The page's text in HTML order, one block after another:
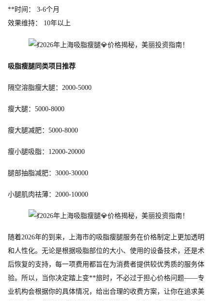
**时间： 3-6个月
效果维持： 10年以上
吸脂瘦腿同类项目推荐
隔空溶脂瘦大腿：2000-5000
瘦大腿：5000-8000
瘦大腿减肥：5000-8000
瘦小腿吸脂：12000-20000
腿部抽脂减肥：3000-30000
小腿肌肉祛薄：2000-10000
随着2026年的到来，上海市的吸脂瘦腿服务在价格制定上更加透明
和人性化。无论是根据吸脂部位的大小、使用的设备技术，还是术
后恢复的支持，每一项费用都旨在为消费者提供较优秀质的服务体
验。所以，当你决定踏上变**旅时，不必过于担心价格问题——专
业机构会根据你的具体情况，给出合理的收费方案，让你在追求美